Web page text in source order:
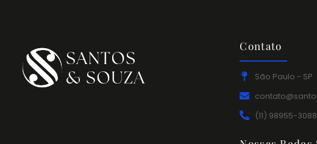
Contato
São Paulo - SP
(11) 98955-3088